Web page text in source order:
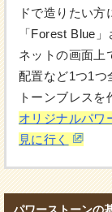
ドで造りたい
「Forest Blue
ネットの画面上
配置など1つ1つ
トーンブレスを
オリジナルパワ
見に行く